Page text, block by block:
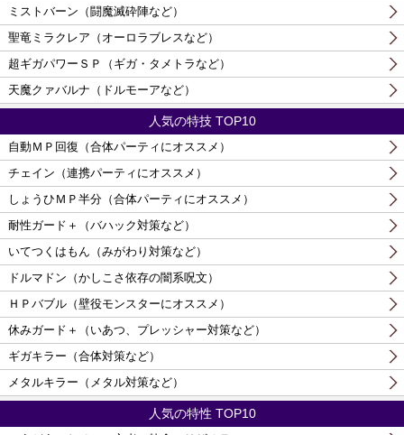
ミストバーン（闘魔滅砕陣など）
聖竜ミラクレア（オーロラブレスなど）
超ギガパワーＳＰ（ギガ・タメトラなど）
天魔クァバルナ（ドルモーアなど）
人気の特技 TOP10
自動ＭＰ回復（合体パーティにオススメ）
チェイン（連携パーティにオススメ）
しょうひＭＰ半分（合体パーティにオススメ）
耐性ガード＋（バハック対策など）
いてつくはもん（みがわり対策など）
ドルマドン（かしこさ依存の闇系呪文）
ＨＰバブル（壁役モンスターにオススメ）
休みガード＋（いあつ、プレッシャー対策など）
ギガキラー（合体対策など）
メタルキラー（メタル対策など）
人気の特性 TOP10